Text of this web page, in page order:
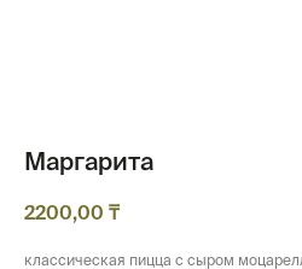
Маргарита
2200,00 ₸
классическая пицца с сыром